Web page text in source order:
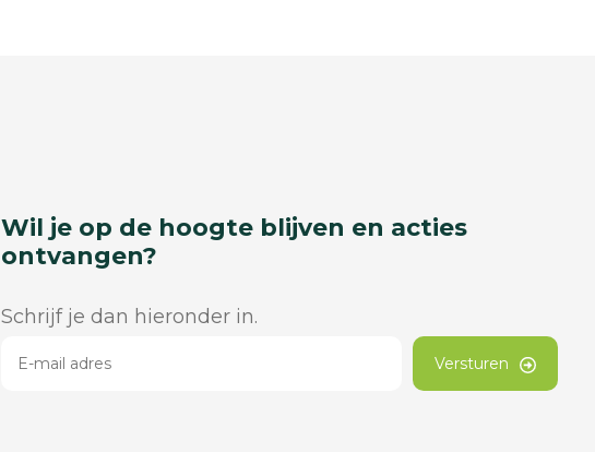
Wil je op de hoogte blijven en acties
ontvangen?
Schrijf je dan hieronder in.
Versturen